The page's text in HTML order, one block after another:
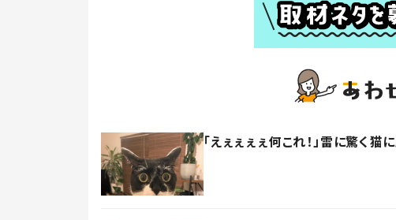
「えぇぇぇぇ何これ！」雷に驚く